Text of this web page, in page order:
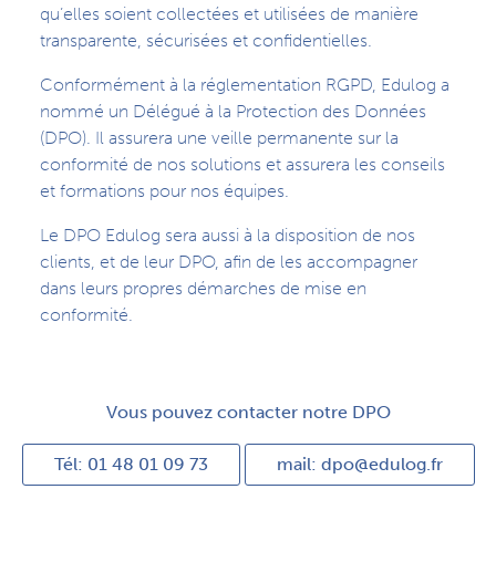
qu’elles soient collectées et utilisées de manière
transparente, sécurisées et confidentielles.
Conformément à la réglementation RGPD, Edulog a
nommé un Délégué à la Protection des Données
(DPO). Il assurera une veille permanente sur la
conformité de nos solutions et assurera les conseils
et formations pour nos équipes.
Le DPO Edulog sera aussi à la disposition de nos
clients, et de leur DPO, afin de les accompagner
dans leurs propres démarches de mise en
conformité.
Vous pouvez contacter notre DPO
Tél: 01 48 01 09 73 mail: dpo@edulog.fr